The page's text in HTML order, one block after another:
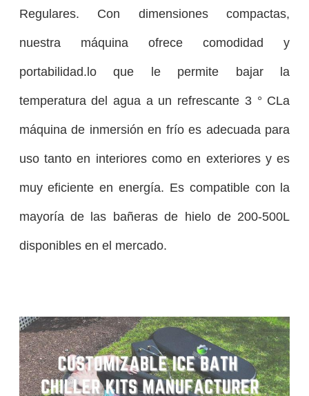
Regulares. Con dimensiones compactas,
nuestra máquina ofrece comodidad y
portabilidad.lo que le permite bajar la
temperatura del agua a un refrescante 3 ° CLa
máquina de inmersión en frío es adecuada para
uso tanto en interiores como en exteriores y es
muy eficiente en energía. Es compatible con la
mayoría de las bañeras de hielo de 200-500L
disponibles en el mercado.